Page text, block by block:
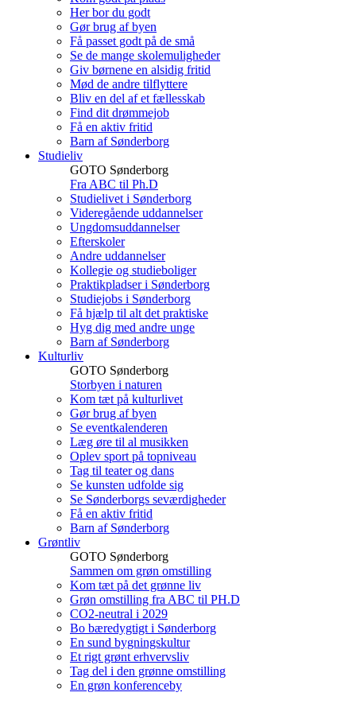
Her bor du godt
Gør brug af byen
Få passet godt på de små
Se de mange skolemuligheder
Giv børnene en alsidig fritid
Mød de andre tilflyttere
Bliv en del af et fællesskab
Find dit drømmejob
Få en aktiv fritid
Barn af Sønderborg
Studieliv
GOTO Sønderborg
Fra ABC til Ph.D
Studielivet i Sønderborg
Videregående uddannelser
Ungdomsuddannelser
Efterskoler
Andre uddannelser
Kollegie og studieboliger
Praktikpladser i Sønderborg
Studiejobs i Sønderborg
Få hjælp til alt det praktiske
Hyg dig med andre unge
Barn af Sønderborg
Kulturliv
GOTO Sønderborg
Storbyen i naturen
Kom tæt på kulturlivet
Gør brug af byen
Se eventkalenderen
Læg øre til al musikken
Oplev sport på topniveau
Tag til teater og dans
Se kunsten udfolde sig
Se Sønderborgs seværdigheder
Få en aktiv fritid
Barn af Sønderborg
Grøntliv
GOTO Sønderborg
Sammen om grøn omstilling
Kom tæt på det grønne liv
Grøn omstilling fra ABC til PH.D
CO2-neutral i 2029
Bo bæredygtigt i Sønderborg
En sund bygningskultur
Et rigt grønt erhvervsliv
Tag del i den grønne omstilling
En grøn konferenceby